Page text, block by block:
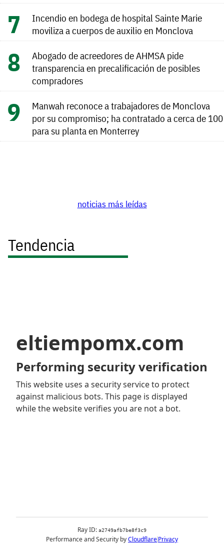
Incendio en bodega de hospital Sainte Marie
moviliza a cuerpos de auxilio en Monclova
Abogado de acreedores de AHMSA pide
transparencia en precalificación de posibles
compradores
Manwah reconoce a trabajadores de Monclova
por su compromiso; ha contratado a cerca de 100
para su planta en Monterrey
noticias más leídas
Tendencia